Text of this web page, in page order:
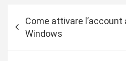
Come attivare
Windows